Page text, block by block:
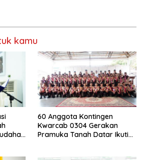
kamu
60 Anggota Kontingen
Kwarcab 0304 Gerakan
Pramuka Tanah Datar Ikuti